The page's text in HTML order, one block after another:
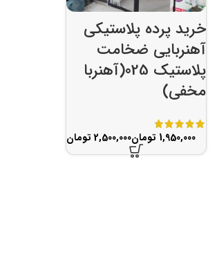
خرید پرده پلاستیکی
آهنربایی ضخامت
پلاستیک 025(آهنربا
مخفی)
تومان تومان